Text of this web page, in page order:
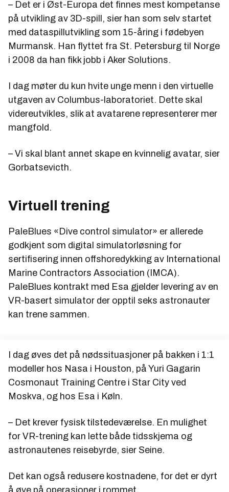
– Det er i Øst-Europa det finnes mest kompetanse
på utvikling av 3D-spill, sier han som selv startet
med dataspillutvikling som 15-åring i fødebyen
Murmansk. Han flyttet fra St. Petersburg til Norge
i 2008 da han fikk jobb i Aker Solutions.
I dag møter du kun hvite unge menn i den virtuelle
utgaven av Columbus-laboratoriet. Dette skal
videreutvikles, slik at avatarene representerer mer
mangfold.
– Vi skal blant annet skape en kvinnelig avatar, sier
Gorbatsevicth.
Virtuell trening
PaleBlues «Dive control simulator» er allerede
godkjent som digital simulatorløsning for
sertifisering innen offshoredykking av International
Marine Contractors Association (IMCA).
PaleBlues kontrakt med Esa gjelder levering av en
VR-basert simulator der opptil seks astronauter
kan trene sammen.
I dag øves det på nødssituasjoner på bakken i 1:1
modeller hos Nasa i Houston, på Yuri Gagarin
Cosmonaut Training Centre i Star City ved
Moskva, og hos Esa i Køln.
– Det krever fysisk tilstedeværelse. En mulighet
for VR-trening kan lette både tidsskjema og
astronautenes reisebyrde, sier Seine.
Det kan også redusere kostnadene, for det er dyrt
å øve på operasjoner i rommet.